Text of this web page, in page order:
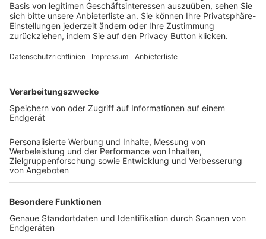
Login SpielPlus
FOLGE DEM BFV
TOP-VEREINE
TOP-PARTNER